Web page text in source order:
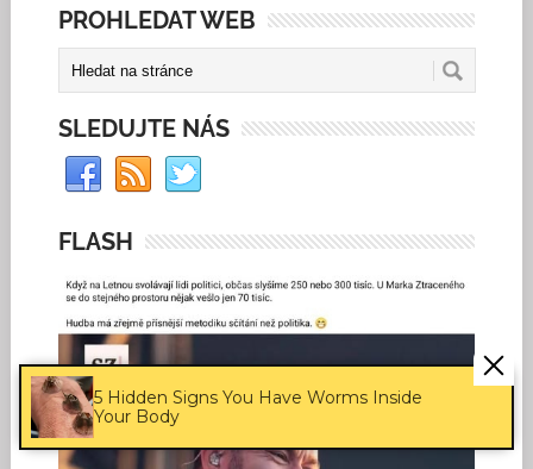
5 Hidden Signs You Have Worms Inside
Your Body
PROHLEDAT WEB
SLEDUJTE NÁS
FLASH